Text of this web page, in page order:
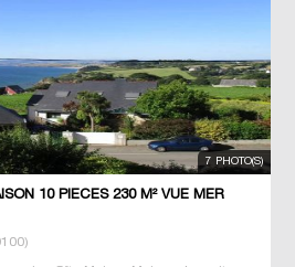
7 PHOTO(S)
10 PIECES 230 M² VUE MER
)